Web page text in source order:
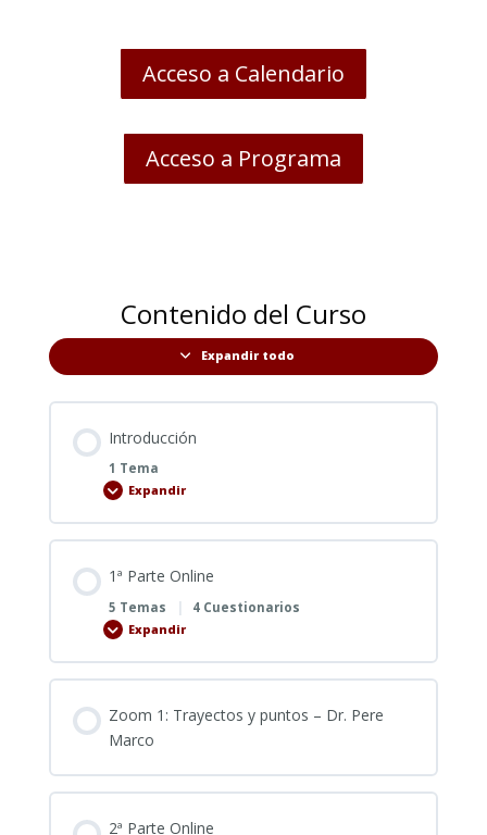
Acceso a Calendario
Acceso a Programa
Contenido del Curso
Expandir todo
Lecciones
Introducción
1 Tema
Expandir
Introducción
1ª Parte Online
5 Temas 4 Cuestionarios
Expandir
1ª
Online
Zoom 1: Trayectos y puntos – Dr. Pere
Marco
2ª Parte Online